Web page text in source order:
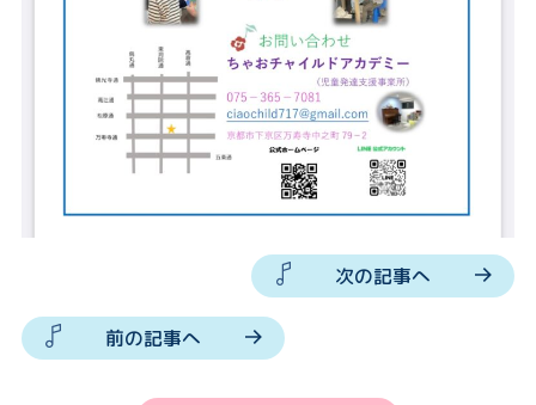
次の記事へ
前の記事へ